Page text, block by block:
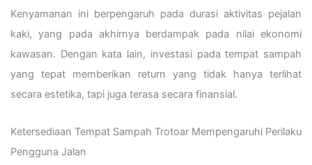
Kenyamanan ini berpengaruh pada durasi aktivitas pejalan
kaki, yang pada akhirnya berdampak pada nilai ekonomi
kawasan. Dengan kata lain, investasi pada tempat sampah
yang tepat memberikan return yang tidak hanya terlihat
secara estetika, tapi juga terasa secara finansial.
Ketersediaan Tempat Sampah Trotoar Mempengaruhi Perilaku
Pengguna Jalan